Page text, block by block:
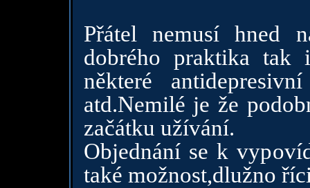
Přátel nemusí hned
dobrého praktika tak
některé
atd.Nemilé je že
začátku užívání.
Objednání se k
také možnost,dlužno